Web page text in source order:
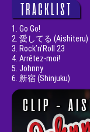
TRACKLIST
1. Go Go!
2. 愛してる (Aishiteru)
3. Rock’n’Roll 23
4. Arrêtez-moi!
5. Johnny
6. 新宿 (Shinjuku)
CLIP -